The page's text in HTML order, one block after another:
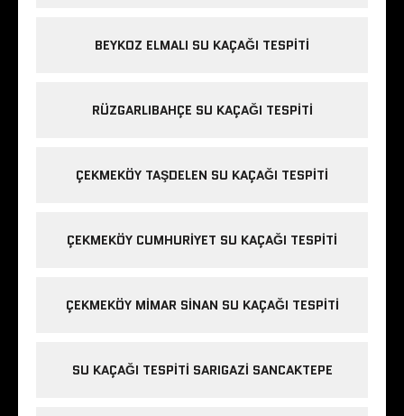
BEYKOZ ELMALI SU KAÇAĞI TESPITI
RÜZGARLIBAHÇE SU KAÇAĞI TESPITI
ÇEKMEKÖY TAŞDELEN SU KAÇAĞI TESPITI
ÇEKMEKÖY CUMHURIYET SU KAÇAĞI TESPITI
ÇEKMEKÖY MIMAR SINAN SU KAÇAĞI TESPITI
SU KAÇAĞI TESPITI SARIGAZI SANCAKTEPE